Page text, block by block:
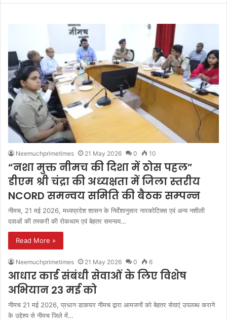
Neemuchprimetimes 21 May 2026 0 10
“नशा मुक्त नीमच की दिशा में ठोस पहल”
डीएम श्री चंद्रा की अध्‍यक्षता में जिला स्‍तरीय
NCORD समन्‍वय समिति की बैठक सम्‍पन्‍न
नीमच, 21 मई 2026, मध्यप्रदेश शासन के निर्देशानुसार नारकोटिक्स एवं अन्य नशीली
दवाओं की तस्करी की रोकथाम एवं बेहतर समन्वय…
Read More »
Neemuchprimetimes 21 May 2026 0 6
आधार कार्ड संबंधी सेवाओं के लिए विशेष
अभियान 23 मई को
नीमच 21 मई 2026, प्रधान डाकघर नीमच द्वारा आमजनों को बेहतर सेवाएं उपलब्ध कराने
के उद्देश्य से नीमच जिले में…